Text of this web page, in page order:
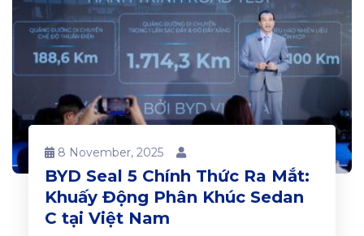
8 November, 2025
BYD Seal 5 Chính Thức Ra Mắt:
Khuấy Động Phân Khúc Sedan
C tại Việt Nam